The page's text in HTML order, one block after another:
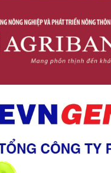
pháp tại Hội
- 2025
chỉnh Đề án 190
Đắk Lắk
tra thực địa
- Buôn Ma
như một “di
chảy toàn cầu
Nâng cao đời